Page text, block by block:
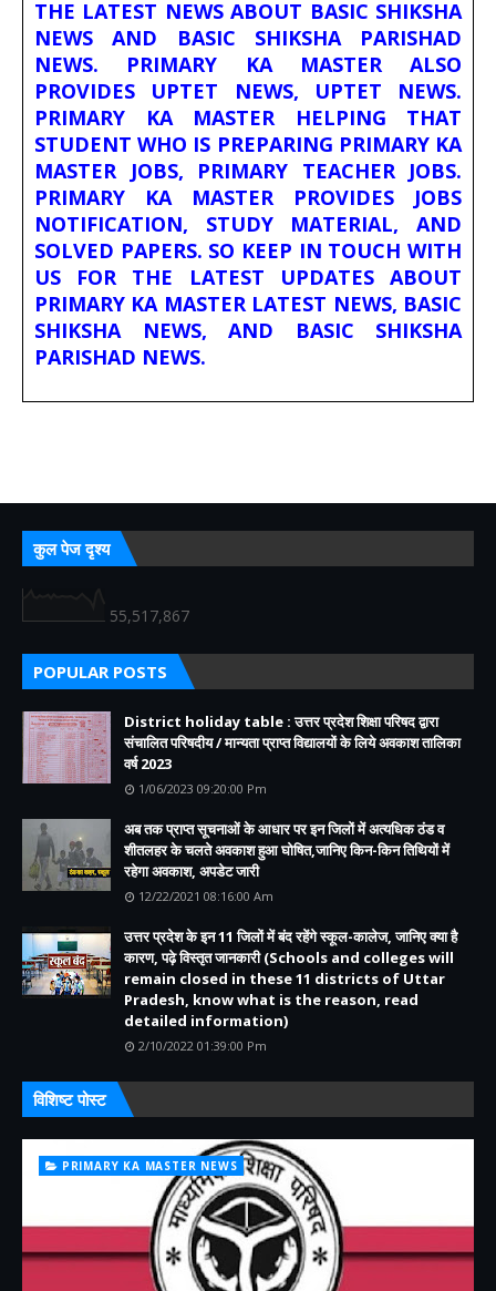
THE LATEST NEWS ABOUT BASIC SHIKSHA
NEWS AND BASIC SHIKSHA PARISHAD
NEWS. PRIMARY KA MASTER ALSO
PROVIDES UPTET NEWS, UPTET NEWS.
PRIMARY KA MASTER HELPING THAT
STUDENT WHO IS PREPARING PRIMARY KA
MASTER JOBS, PRIMARY TEACHER JOBS.
PRIMARY KA MASTER PROVIDES JOBS
NOTIFICATION, STUDY MATERIAL, AND
SOLVED PAPERS. SO KEEP IN TOUCH WITH
US FOR THE LATEST UPDATES ABOUT
PRIMARY KA MASTER LATEST NEWS, BASIC
SHIKSHA NEWS, AND BASIC SHIKSHA
PARISHAD NEWS.
कुल पेज दृश्य
55,517,867
POPULAR POSTS
District holiday table : उत्तर प्रदेश शिक्षा परिषद द्वारा
संचालित परिषदीय / मान्यता प्राप्त विद्यालयों के लिये अवकाश तालिका
वर्ष 2023
1/06/2023 09:20:00 Pm
अब तक प्राप्त सूचनाओं के आधार पर इन जिलों में अत्यधिक ठंड व
शीतलहर के चलते अवकाश हुआ घोषित,जानिए किन-किन तिथियों में
रहेगा अवकाश, अपडेट जारी
12/22/2021 08:16:00 Am
उत्तर प्रदेश के इन 11 जिलों में बंद रहेंगे स्कूल-कालेज, जानिए क्या है
कारण, पढ़े विस्तृत जानकारी (Schools and colleges will
remain closed in these 11 districts of Uttar
Pradesh, know what is the reason, read
detailed information)
2/10/2022 01:39:00 Pm
विशिष्ट पोस्ट
PRIMARY KA MASTER NEWS